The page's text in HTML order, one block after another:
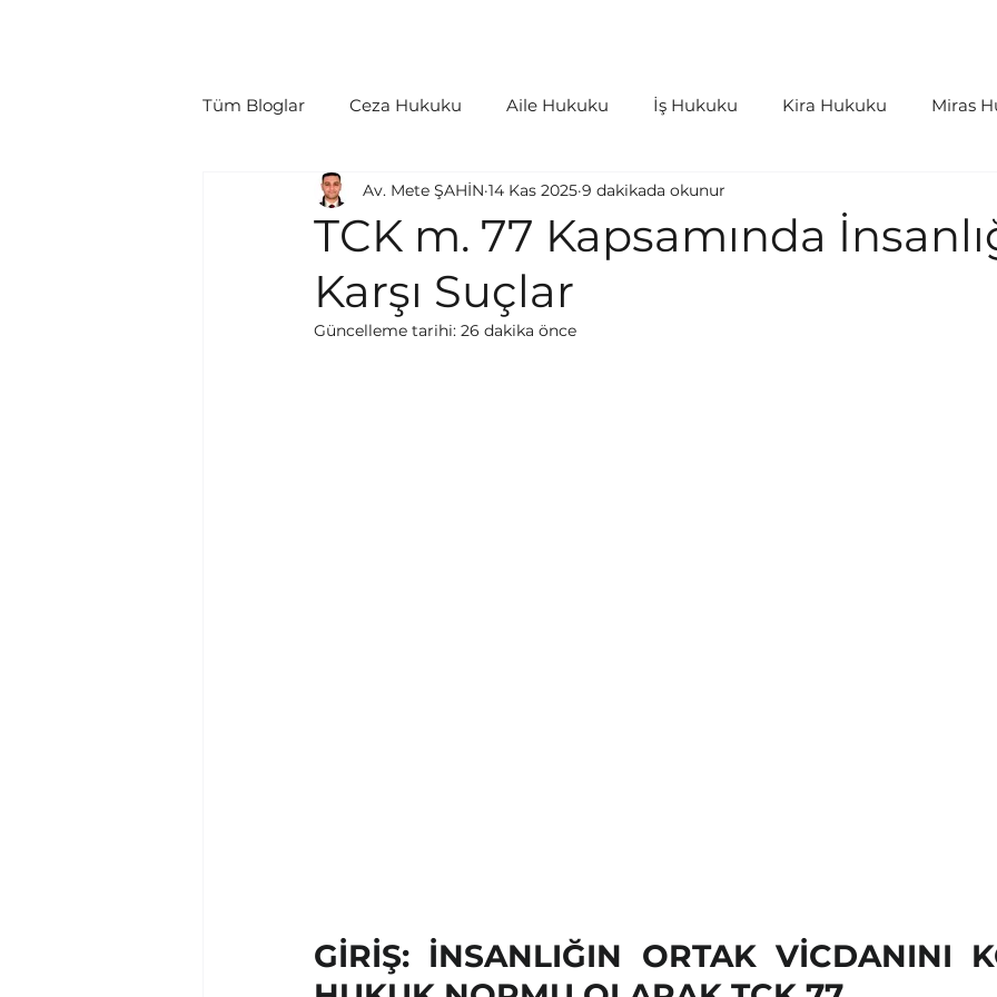
Tüm Bloglar Ceza Hukuku Aile Hukuku İş Hukuku Kira Hukuku Miras
Tüketici Hukuku İcra/İflas Hukuku Kişiler Hukuku
Politikalar Yargılama Giderleri ve Harçlar
TCK m. 77 Kapsamında
Karşı Suçlar
Av. Mete ŞAHİN 14 Kas 2025 9 dakikada okunur
Güncelleme tarihi: 26 dakika önce
GİRİŞ: İNSANLIĞIN ORTAK VİCDANINI